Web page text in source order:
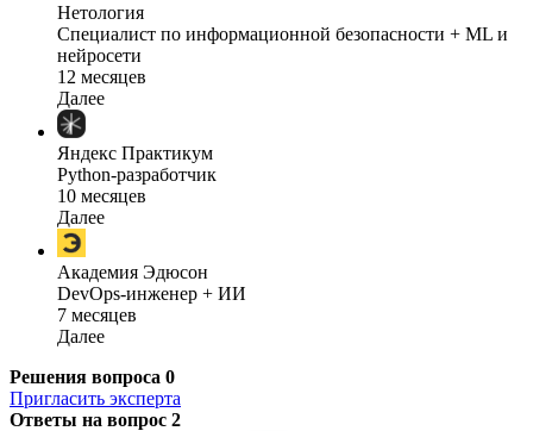
Нетология
Специалист по информационной безопасности + ML и
нейросети
12 месяцев
Далее
Яндекс Практикум
Python-разработчик
10 месяцев
Далее
Академия Эдюсон
DevOps-инженер + ИИ
7 месяцев
Далее
Решения вопроса 0
Пригласить эксперта
Ответы на вопрос 2